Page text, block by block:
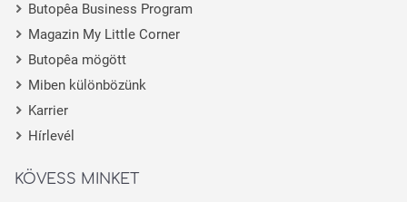
Butopêa Business Program
Magazin My Little Corner
Butopêa mögött
Miben különbözünk
Karrier
Hírlevél
KÖVESS MINKET